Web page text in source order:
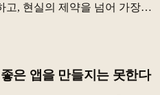
고, 현실의 제약을 넘어 가장
드 전략이 있든 없...
은 앱을 만들지는 못한다